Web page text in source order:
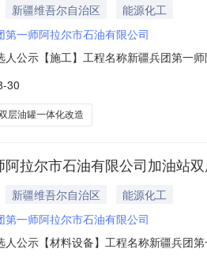
新疆维吾尔自治区
能源化工
第一师阿拉尔市石油有限公司
人公示【施工】工程名称新疆兵团第一
元投标工期50日历天建造师姓名注
元投标工期
30
层油罐一体化改造
阿拉尔市石油有限公司加油站
新疆维吾尔自治区
能源化工
第一师阿拉尔市石油有限公司
人公示【材料设备】工程名称新疆兵团